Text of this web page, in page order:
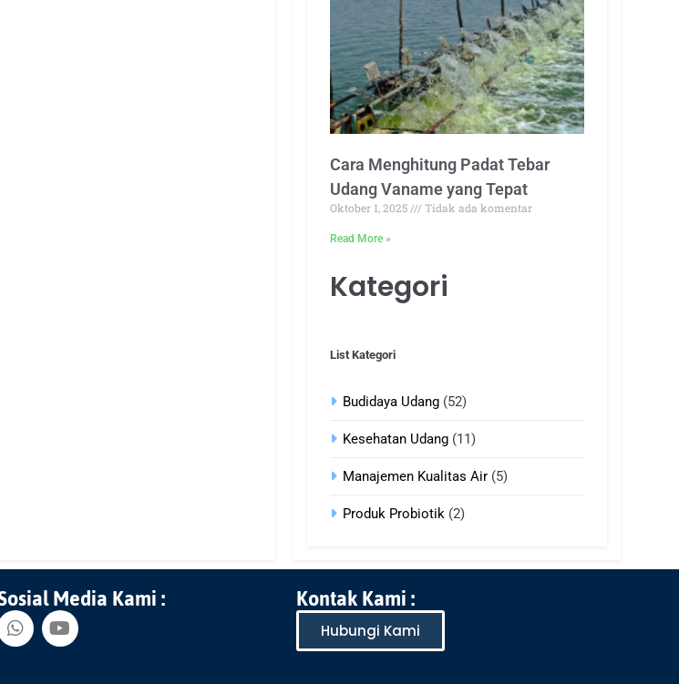
Cara Menghitung Padat Tebar
Udang Vaname yang Tepat
Oktober 1, 2025 Tidak ada komentar
Read More »
Kategori
List Kategori
Budidaya Udang (52)
Kesehatan Udang (11)
Manajemen Kualitas Air (5)
Produk Probiotik (2)
Media Kami : Kontak Kami :
Hubungi Kami